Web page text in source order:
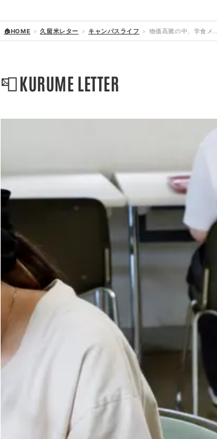
🏠HOME 久留米レター キャンパスライフ 物価高騰の中、学食メ...
📮KURUME LETTER